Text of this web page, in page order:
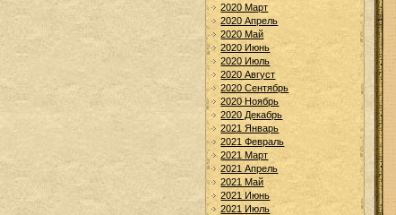
2020 Март
2020 Апрель
2020 Май
2020 Июнь
2020 Июль
2020 Август
2020 Сентябрь
2020 Ноябрь
2020 Декабрь
2021 Январь
2021 Февраль
2021 Март
2021 Апрель
2021 Май
2021 Июнь
2021 Июль